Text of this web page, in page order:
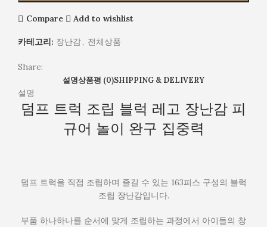
Compare Add to wishlist
카테고리: 장난감, 전체상품
Share:
설명상품평 (0)SHIPPING & DELIVERY
설명
덤프 트럭 조립 블럭 레고 장난감 피
규어 놀이 완구 집중력
덤프 트럭을 직접 조립하며 즐길 수 있는 163피스 구성의 블럭
조립 장난감입니다.
부품 하나하나를 순서에 맞게 조립하는 과정에서 아이들의 창